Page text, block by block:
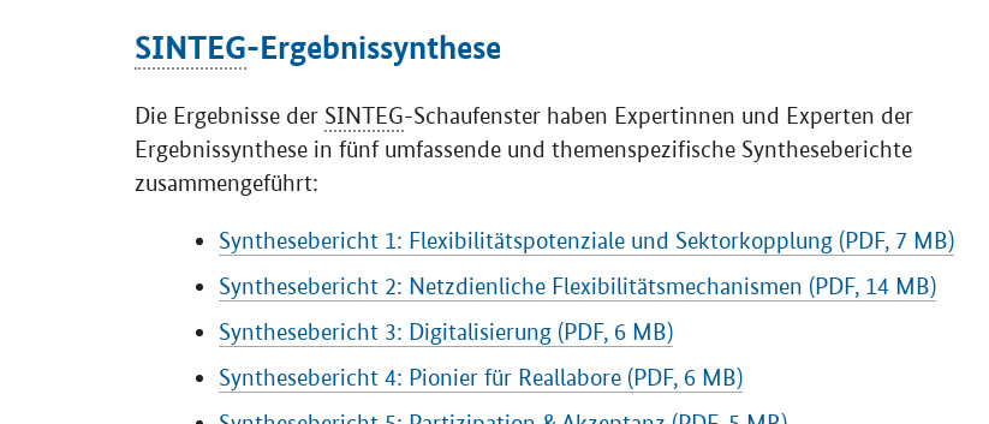
SINTEG -Ergebnissynthese
Die Ergebnisse der SINTEG -Schaufenster haben Expertinnen und Experten der
Ergebnissynthese in fünf umfassende und themenspezifische Syntheseberichte
zusammengeführt:
Synthesebericht 1: Flexibilitätspotenziale und Sektorkopplung (PDF, 7 MB)
Synthesebericht 2: Netzdienliche Flexibilitätsmechanismen (PDF, 14 MB)
Synthesebericht 3: Digitalisierung (PDF, 6 MB)
Synthesebericht 4: Pionier für Reallabore (PDF, 6 MB)
Synthesebericht 5: Partizipation & Akzeptanz (PDF, 5 MB)